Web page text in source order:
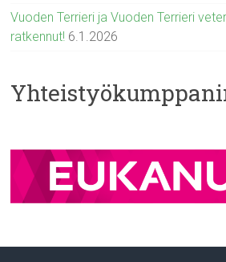
Vuoden Terrieri ja Vuoden Terrieri
ratkennut! 6.1.2026